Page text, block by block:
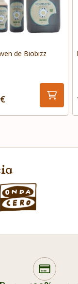
de Biobizz